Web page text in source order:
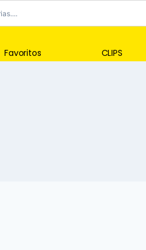
Favoritos CLIPS